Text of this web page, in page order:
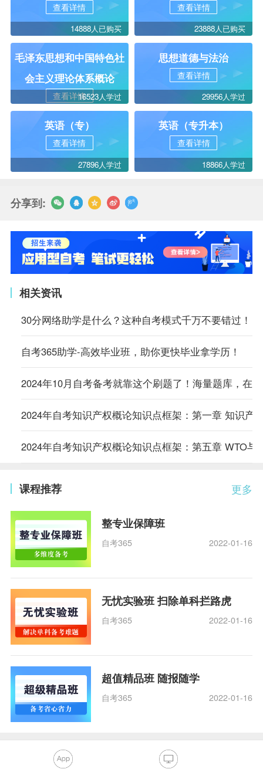
查看详情
14888人已购买
查看详情
23888人已购买
毛泽东思想和中国特色社
会主义理论体系概论
查看详情16523人学过
思想道德与法治
查看详情
29956人学过
英语（专）
查看详情
27896人学过
英语（专升本）
查看详情
18866人学过
分享到:
相关资讯
30分网络助学是什么？这种自考模式千万不要错过！
自考365助学-高效毕业班，助你更快毕业拿学历！
2024年10月自考备考就靠这个刷题了！海量题库，在
2024年自考知识产权概论知识点框架：第一章 知识产
2024年自考知识产权概论知识点框架：第五章 WTO与
更多
课程推荐
整专业保障班
自考365 2022-01-16
无忧实验班 扫除单科拦路虎
自考365 2022-01-16
超值精品班 随报随学
自考365 2022-01-16